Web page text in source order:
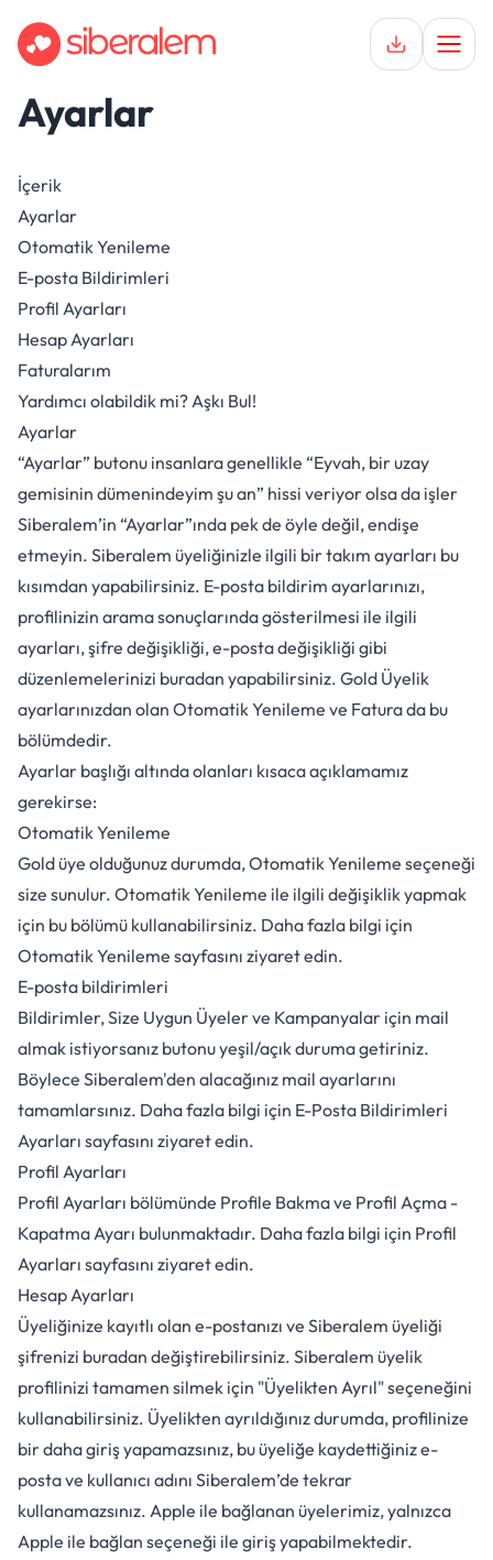
Keşfet
Hikayeler
İlişkiler
Destek
Ayarlar
İçerik
Ayarlar
Otomatik Yenileme
E-posta Bildirimleri
Profil Ayarları
Hesap Ayarları
Faturalarım
Yardımcı olabildik mi?Aşkı Bul!
Ayarlar
“Ayarlar” butonu insanlara genellikle “Eyvah, bir uzay
gemisinin dümenindeyim şu an” hissi veriyor olsa da işler
Siberalem’in “Ayarlar”ında pek de öyle değil, endişe
etmeyin. Siberalem üyeliğinizle ilgili bir takım ayarları bu
kısımdan yapabilirsiniz. E-posta bildirim ayarlarınızı,
profilinizin arama sonuçlarında gösterilmesi ile ilgili
ayarları, şifre değişikliği, e-posta değişikliği gibi
düzenlemelerinizi buradan yapabilirsiniz. Gold Üyelik
ayarlarınızdan olan Otomatik Yenileme ve Fatura da bu
bölümdedir.
Ayarlar başlığı altında olanları kısaca açıklamamız
gerekirse:
Otomatik Yenileme
Gold üye olduğunuz durumda, Otomatik Yenileme seçeneği
size sunulur. Otomatik Yenileme ile ilgili değişiklik yapmak
için bu bölümü kullanabilirsiniz. Daha fazla bilgi için
Otomatik Yenileme sayfasını ziyaret edin.
E-posta bildirimleri
Bildirimler, Size Uygun Üyeler ve Kampanyalar için mail
almak istiyorsanız butonu yeşil/açık duruma getiriniz.
Böylece Siberalem'den alacağınız mail ayarlarını
tamamlarsınız. Daha fazla bilgi için E-Posta Bildirimleri
Ayarları sayfasını ziyaret edin.
Profil Ayarları
Profil Ayarları bölümünde Profile Bakma ve Profil Açma -
Kapatma Ayarı bulunmaktadır. Daha fazla bilgi için Profil
Ayarları sayfasını ziyaret edin.
Hesap Ayarları
Üyeliğinize kayıtlı olan e-postanızı ve Siberalem üyeliği
şifrenizi buradan değiştirebilirsiniz. Siberalem üyelik
profilinizi tamamen silmek için "Üyelikten Ayrıl" seçeneğini
kullanabilirsiniz. Üyelikten ayrıldığınız durumda, profilinize
bir daha giriş yapamazsınız, bu üyeliğe kaydettiğiniz e-
posta ve kullanıcı adını Siberalem’de tekrar
kullanamazsınız. Apple ile bağlanan üyelerimiz, yalnızca
Apple ile bağlan seçeneği ile giriş yapabilmektedir.